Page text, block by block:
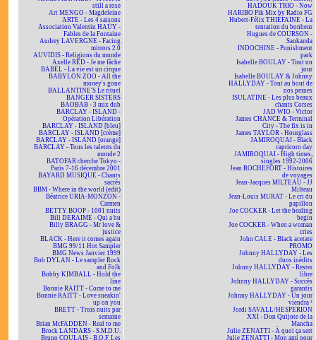
still a rose
Art MENGO - Magdeleine
ARTE - Les 4 saisons
Association Valentin HAÜY -
Fables de la Fontaine
Audrey LAVERGNE - Facing
mirrors 2.0
AUVIDIS - Religions du monde
Axelle RED - Je me fâche
BABEL - La vie est un cirque
BABYLON ZOO - All the
money's gone
BALLANTINE'S Le rituel
BANGER SISTERS
BAOBAB - 3 mix dub
BARCLAY - ISLAND -
Opération Libération
BARCLAY - ISLAND [bleu]
BARCLAY - ISLAND [crème]
BARCLAY - ISLAND [orange]
BARCLAY - Tous les talents du
monde 2
BATOFAR cherche Tokyo -
Paris 7-16 décembre 2001
BAYARD MUSIQUE - Chants
sacrés
BBM - Where in the world (edit)
Béatrice URIA-MONZON -
Carmen
BETTY BOOP - 1001 nuits
Bill DERAIME - Qui a bu
Billy BRAGG - Mr love &
justice
BLACK - Here it comes again
BMG 99/11 Hot Sampler
BMG News Janvier 1999
Bob DYLAN - Le sampler Rock
and Folk
Bobby KIMBALL - Hold the
line
Bonnie RAITT - Come to me
Bonnie RAITT - Love sneakin'
up on you
BRETT - Trois nuits par
semaine
Brian McFADDEN - Real to me
Brock LANDARS - S.M.D.U.
Bruno COULAIS - B.O.F. Les
HADOUK TRIO - Now
HARIBO Pik Mix by Radio FG
Hubert-Félix THIÉFAINE - La
tentation du bonheur
Hugues de COURSON -
Sankanda
INDOCHINE - Punishment
park
Isabelle BOULAY - Tout un
jour
Isabelle BOULAY & Johnny
HALLYDAY - Tout au bout de
nos peines
ISULATINE - Les plus beaux
chants Corses
JAD WIO - Victor
James CHANCE & Terminal
City - The fix is in
James TAYLOR - Hourglass
JAMIROQUAI - Black
capricorn day
JAMIROQUAI - High times,
singles 1992-2006
Jean ROCHEFORT - Histoires
de voyages
Jean-Jacques MILTEAU - JJ
Milteau
Jean-Louis MURAT - Le cri du
papillon
Joe COCKER - Let the healing
begin
Joe COCKER - When a woman
cries
John CALE - Black acetate
PROMO
Johnny HALLYDAY - Les
duos inédits
Johnny HALLYDAY - Rester
libre
Johnny HALLYDAY - Succès
garantis
Johnny HALLYDAY - Un jour
viendra ²
Jordi SAVALL/HESPERION
XXI - Don Quijote de la
Mancha
Julie ZENATTI - À quoi ça sert
Julie ZENATTI - Mon ami pour